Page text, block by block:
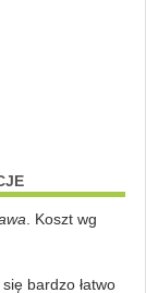
. Koszt wg
bardzo łatwo